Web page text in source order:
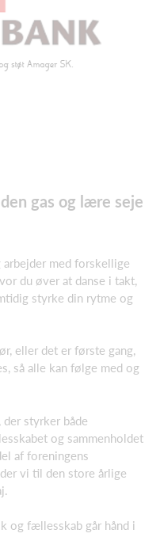
gas og lære seje
med forskellige
du øver at danse i takt,
styrke din rytme og
eller det er første gang,
så alle kan følge med og
styrker både
og sammenholdet
af foreningens
vi til den store årlige
og fællesskab går hånd i